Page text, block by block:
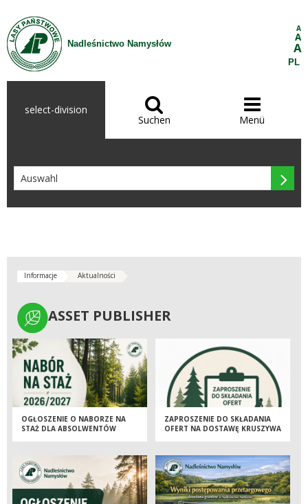
Zum Inhalt wechseln
Nadleśnictwo Namysłów
A
A
A
PL
select-division 
Suchen

Menü

Informacje Aktualności
ASSET PUBLISHER
ASSET PUBLISHER
OGŁOSZENIE O NABORZE NA
STAŻ DLA ABSOLWENTÓW
ZAPROSZENIE DO SKŁADANIA
OFERT NA DOSTAWĘ KRUSZYWA